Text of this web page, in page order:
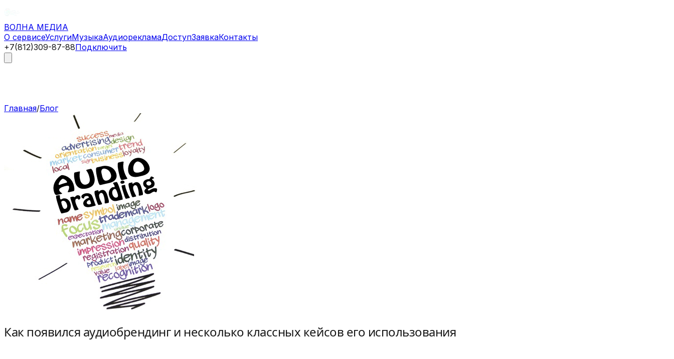
ВОЛНА МЕДИА
О сервисеУслугиМузыкаАудиорекламаДоступЗаявкаКонтакты
+7(812)309-87-88Подключить
Главная/Блог
Как появился аудиобрендинг и несколько классных кейсов его использования